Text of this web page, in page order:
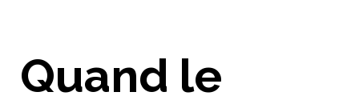
Quand le